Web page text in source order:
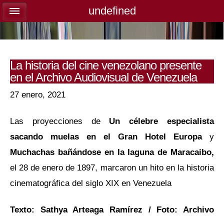
La historia del cine venezolano presente
en el Archivo Audiovisual de Venezuela
27 enero, 2021
Las proyecciones de Un célebre especialista
sacando muelas en el Gran Hotel Europay
Muchachas bañándose en la laguna de Maracaibo,
el 28 de enero de 1897, marcaron un hito en la historia
cinematográfica del siglo XIX en Venezuela
Texto: Sathya Arteaga Ramírez / Foto: Archivo
undefined
undefined